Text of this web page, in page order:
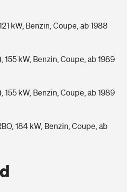
kW, Benzin, Coupe, ab 1988
155 kW, Benzin, Coupe, ab 1989
155 kW, Benzin, Coupe, ab 1989
184 kW, Benzin, Coupe, ab